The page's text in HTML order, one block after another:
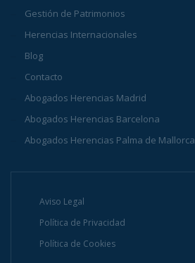
Gestión de Patrimonios
Herencias Internacionales
Blog
Contacto
Abogados Herencias Madrid
Abogados Herencias Barcelona
Abogados Herencias Palma de Mallorca
Aviso Legal
Política de Privacidad
Política de Cookies